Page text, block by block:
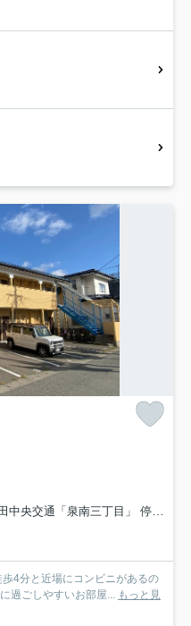
交通「泉南三丁目」 停歩5分
4分と近場にコンビニがあるの
過ごしやすいお部屋...
もっと見